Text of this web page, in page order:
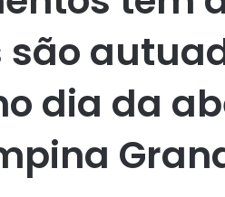
são
dia da